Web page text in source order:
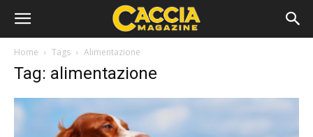
Home Tags Alimentazione
Tag: alimentazione